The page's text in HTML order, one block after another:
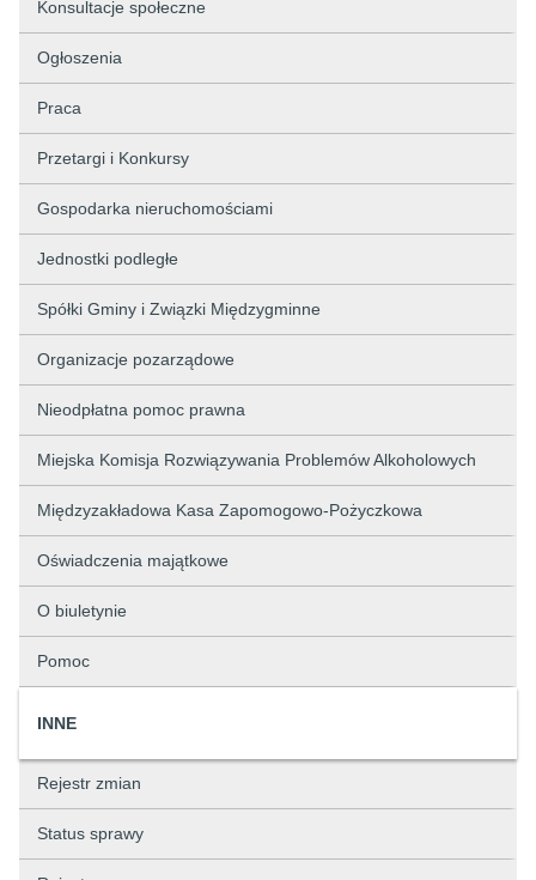
Konsultacje społeczne
Ogłoszenia
Praca
Przetargi i Konkursy
Gospodarka nieruchomościami
Jednostki podległe
Spółki Gminy i Związki Międzygminne
Organizacje pozarządowe
Nieodpłatna pomoc prawna
Miejska Komisja Rozwiązywania Problemów Alkoholowych
Międzyzakładowa Kasa Zapomogowo-Pożyczkowa
Oświadczenia majątkowe
O biuletynie
Pomoc
INNE
Rejestr zmian
Status sprawy